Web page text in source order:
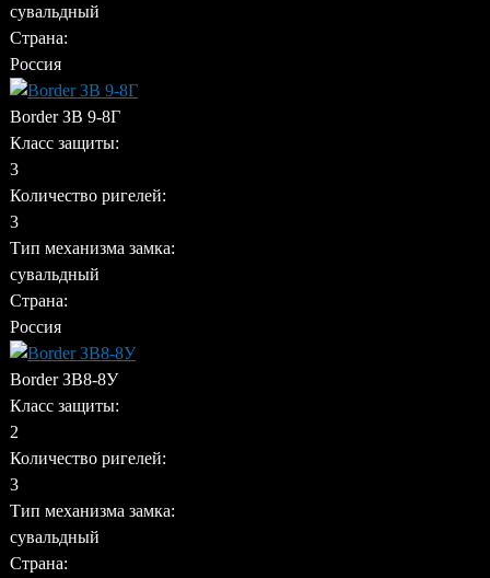
сувальдный
Страна:
Россия
Border ЗВ 9-8Г
Класс защиты:
3
Количество ригелей:
3
Тип механизма замка:
сувальдный
Страна:
Россия
Border ЗВ8-8У
Класс защиты:
2
Количество ригелей:
3
Тип механизма замка:
сувальдный
Страна: